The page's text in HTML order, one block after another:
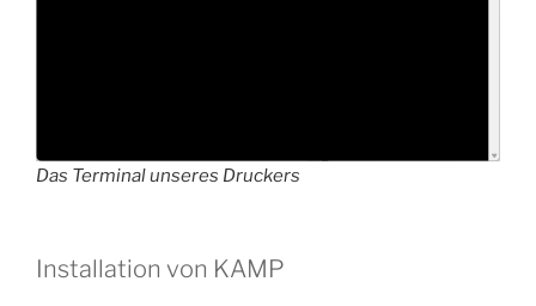
Das Terminal unseres Druckers
Installation von KAMP